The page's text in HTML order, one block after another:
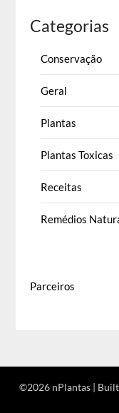
Categorias
Conservação
Geral
Plantas
Plantas Toxicas
Receitas
Remédios
Parceiros
©2026 nPlantas |